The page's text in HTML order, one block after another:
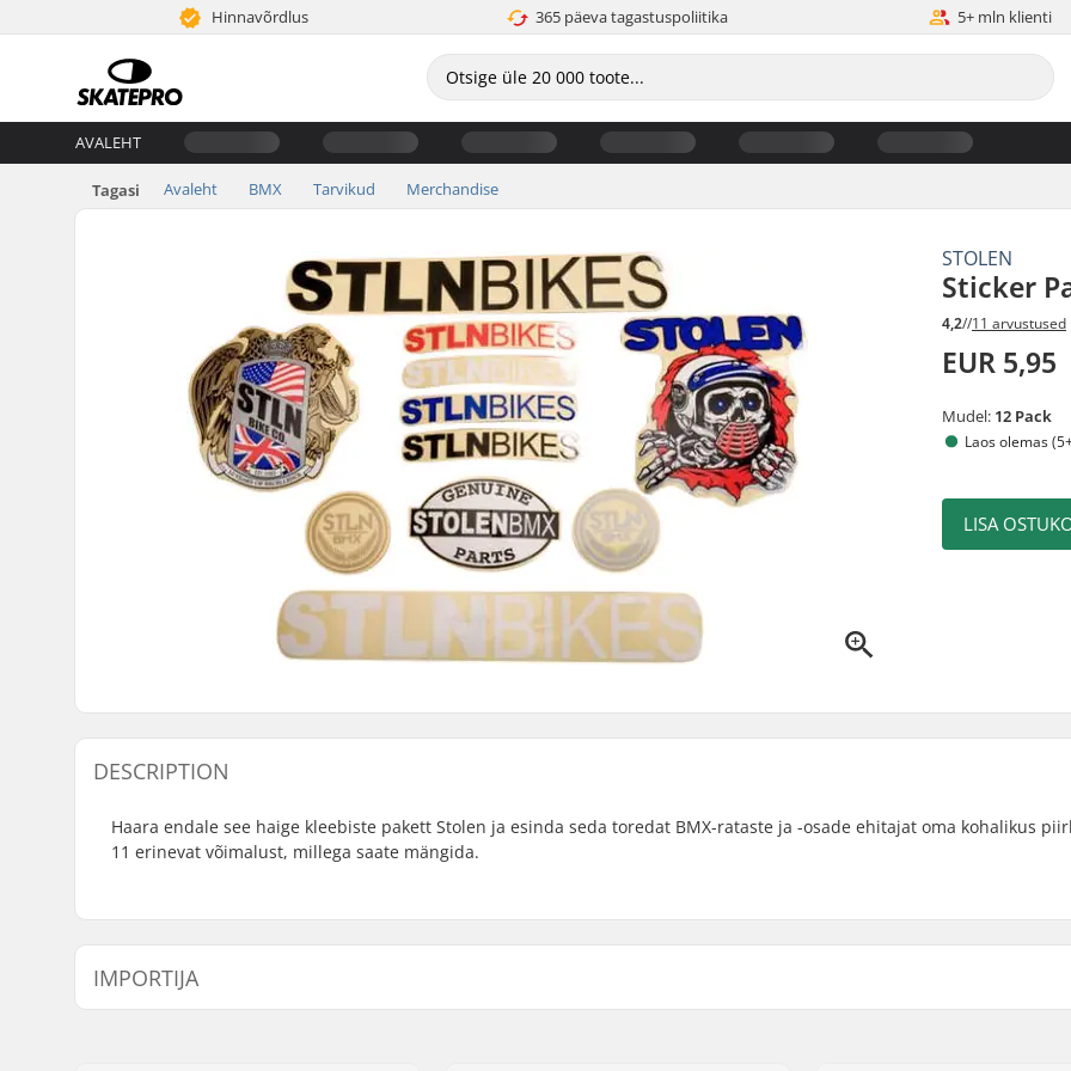
Hinnavõrdlus 365 päeva tagastuspoliitika 5+ mln klienti
AVALEHT
Tagasi Avaleht BMX Tarvikud Merchandise
STOLEN
Sticker
4,2//11 arvustused
EUR 5,95
Mudel: 12 Pack
Laos olemas
LISA
DESCRIPTION
Haara endale see haige kleebiste pakett Stolen ja esinda seda toredat BMX-rataste ja -osade ehitajat oma kohalikus
11 erinevat võimalust, millega saate mängida.
IMPORTIJA